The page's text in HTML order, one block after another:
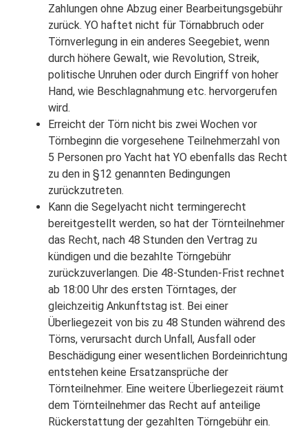
Zahlungen ohne Abzug einer Bearbeitungsgebühr
zurück. YO haftet nicht für Törnabbruch oder
Törnverlegung in ein anderes Seegebiet, wenn
durch höhere Gewalt, wie Revolution, Streik,
politische Unruhen oder durch Eingriff von hoher
Hand, wie Beschlagnahmung etc. hervorgerufen
wird.
Erreicht der Törn nicht bis zwei Wochen vor
Törnbeginn die vorgesehene Teilnehmerzahl von
5 Personen pro Yacht hat YO ebenfalls das Recht
zu den in §12 genannten Bedingungen
zurückzutreten.
Kann die Segelyacht nicht termingerecht
bereitgestellt werden, so hat der Törnteilnehmer
das Recht, nach 48 Stunden den Vertrag zu
kündigen und die bezahlte Törngebühr
zurückzuverlangen. Die 48-Stunden-Frist rechnet
ab 18:00 Uhr des ersten Törntages, der
gleichzeitig Ankunftstag ist. Bei einer
Überliegezeit von bis zu 48 Stunden während des
Törns, verursacht durch Unfall, Ausfall oder
Beschädigung einer wesentlichen Bordeinrichtung
entstehen keine Ersatzansprüche der
Törnteilnehmer. Eine weitere Überliegezeit räumt
dem Törnteilnehmer das Recht auf anteilige
Rückerstattung der gezahlten Törngebühr ein.